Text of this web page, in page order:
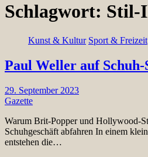
Schlagwort: Stil-
Kunst & Kultur Sport & Freizeit
Paul Weller auf
29. September 2023
Gazette
Warum Brit-Popper und Hollywood-
Schuhgeschäft abfahren In einem
entstehen die…